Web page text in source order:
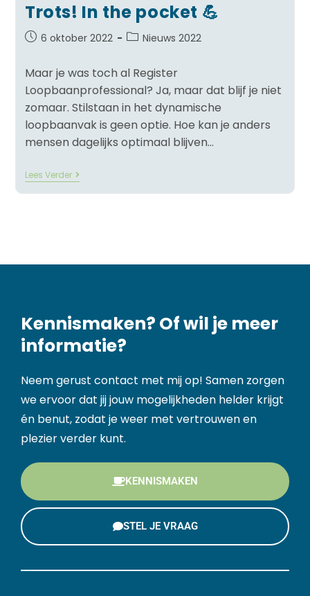
Trots! In the pocket 💪
6 oktober 2022 Nieuws 2022
Maar je was toch al Register
Loopbaanprofessional? Ja, maar dat blijf je niet
zomaar. Stilstaan in het dynamische
loopbaanvak is geen optie. Hoe kan je anders
mensen dagelijks optimaal blijven…
Lees Verder
Kennismaken? Of wil je meer
informatie?
Neem gerust contact met mij op! Samen zorgen
we ervoor dat jij jouw mogelijkheden helder krijgt
én benut, zodat je weer met vertrouwen en
plezier verder kunt.
KENNISMAKEN
STEL JE VRAAG